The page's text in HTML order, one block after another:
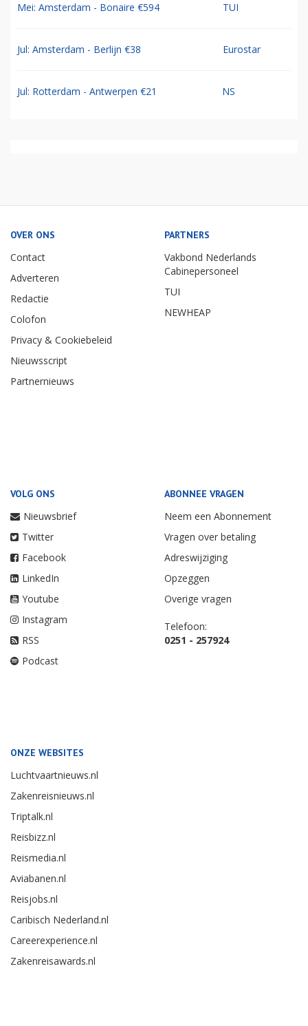
Mei: Amsterdam - Bonaire €594 TUI
Jul: Amsterdam - Berlijn €38 Eurostar
Jul: Rotterdam - Antwerpen €21 NS
OVER ONS
Contact
Adverteren
Redactie
Colofon
Privacy & Cookiebeleid
Nieuwsscript
Partnernieuws
PARTNERS
Vakbond Nederlands
Cabinepersoneel
TUI
NEWHEAP
VOLG ONS
Nieuwsbrief
Twitter
Facebook
LinkedIn
Youtube
Instagram
RSS
Podcast
ABONNEE VRAGEN
Neem een Abonnement
Vragen over betaling
Adreswijziging
Opzeggen
Overige vragen
Telefoon:
0251 - 257924
ONZE WEBSITES
Luchtvaartnieuws.nl
Zakenreisnieuws.nl
Triptalk.nl
Reisbizz.nl
Reismedia.nl
Aviabanen.nl
Reisjobs.nl
Caribisch Nederland.nl
Careerexperience.nl
Zakenreisawards.nl